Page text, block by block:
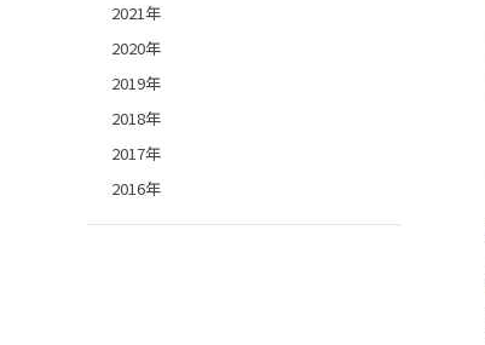
2021年
2020年
2019年
2018年
2017年
2016年